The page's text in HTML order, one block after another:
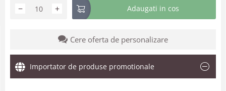
+
− Adaugati in cos
Cere oferta de personalizare
Importator de produse promotionale